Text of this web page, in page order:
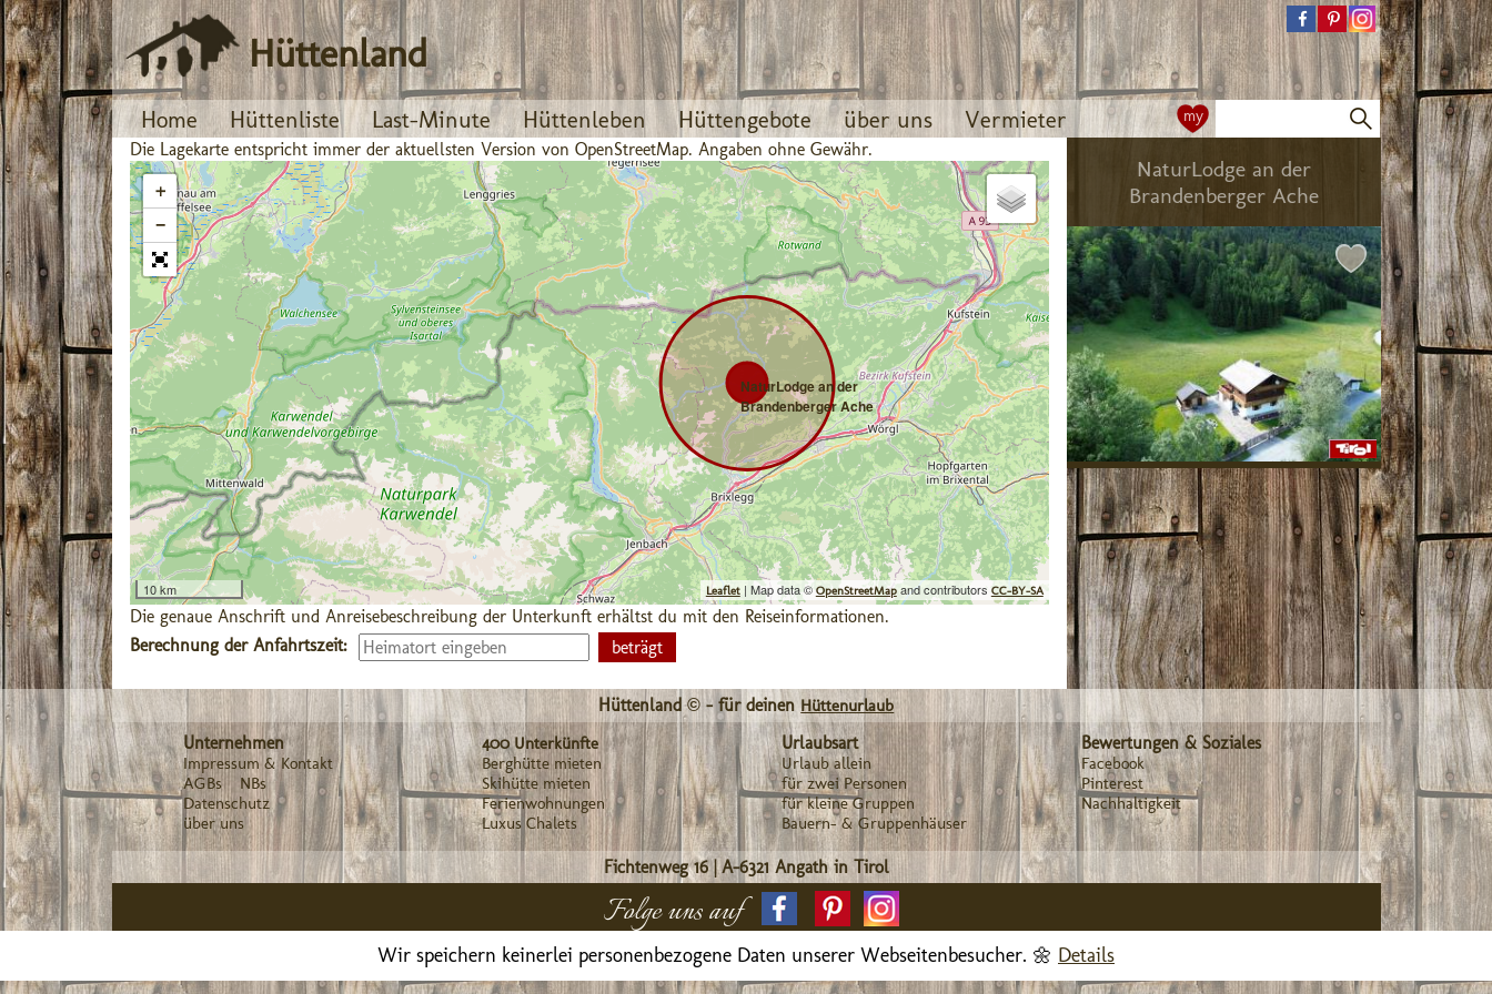
Hüttenland
Home Hüttenliste Last-Minute Hüttenleben Hüttengebote über uns Vermieter my
Die Lagekarte entspricht immer der aktuellsten Version von OpenStreetMap. Angaben ohne Gewähr.
NaturLodge an der
Brandenberger Ache
+
−
10 km Leaflet| Map data © OpenStreetMapand contributors CC-BY-SA
Die genaue Anschrift und Anreisebeschreibung der Unterkunft erhältst du mit den Reiseinformationen.
Berechnung der Anfahrtszeit:
NaturLodge an der
Brandenberger Ache
Hüttenland © - für deinen Hüttenurlaub
Unternehmen
Impressum & Kontakt
AGBs
NBs
Datenschutz
über uns
400 Unterkünfte
Berghütte mieten
Skihütte mieten
Ferienwohnungen
Luxus Chalets
Urlaubsart
Urlaub allein
für zwei Personen
für kleine Gruppen
Bauern- & Gruppenhäuser
Bewertungen & Soziales
Facebook
Pinterest
Nachhaltigkeit
Fichtenweg 16|A-6321 Angath in Tirol
Folge uns auf
Wir speichern keinerlei personenbezogene Daten unserer Webseitenbesucher. 🌼 Details